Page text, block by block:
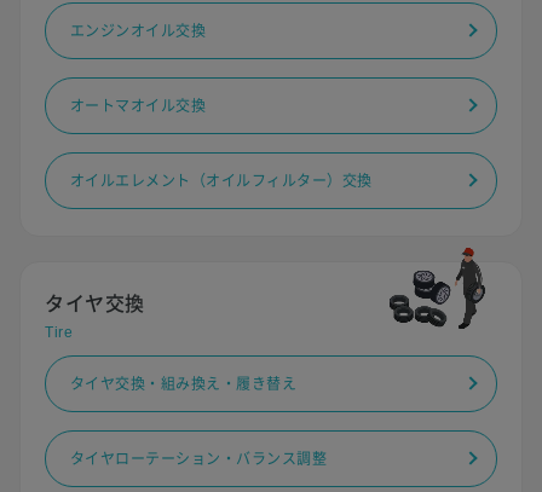
エンジンオイル交換
オートマオイル交換
オイルエレメント（オイルフィルター）交換
タイヤ交換
Tire
タイヤ交換・組み換え・履き替え
タイヤローテーション・バランス調整